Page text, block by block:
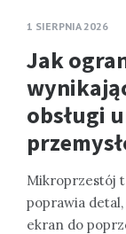
1 SIERPNIA 2026
Jak
obsługi
Mikroprzestój
poprawia
ekran do